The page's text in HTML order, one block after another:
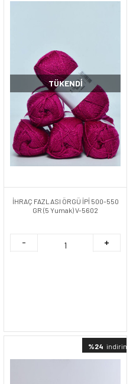
TÜKENDI
İHRAÇ FAZLASI ÖRGÜ İPİ 500-550
GR (5 Yumak) V-5602
%24 indirimli